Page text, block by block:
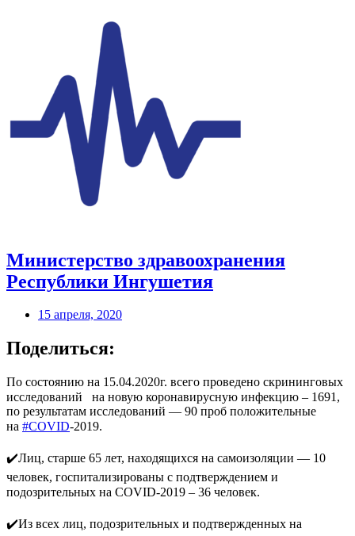
Министерство здравоохранения
Республики Ингушетия
15 апреля, 2020
Поделиться:
По состоянию на 15.04.2020г. всего проведено скрининговых
исследований⠀на новую коронавирусную инфекцию – 1691,
по результатам исследований — 90 проб положительные
на #COVID-2019. ⠀
✔️Лиц, старше 65 лет, находящихся на самоизоляции — 10
человек, госпитализированы с подтверждением и
подозрительных на COVID-2019 – 36 человек. ⠀
✔️Из всех лиц, подозрительных и подтвержденных на